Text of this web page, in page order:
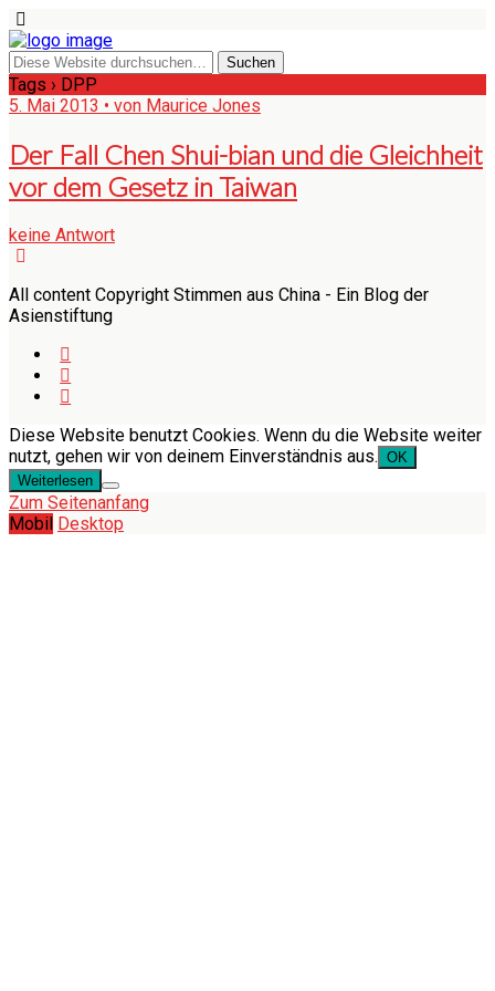
Tags › DPP
5. Mai 2013 • von Maurice Jones
Der Fall Chen Shui-bian und die Gleichheit
vor dem Gesetz in Taiwan
keine Antwort
All content Copyright Stimmen aus China - Ein Blog der
Asienstiftung
Diese Website benutzt Cookies. Wenn du die Website weiter
nutzt, gehen wir von deinem Einverständnis aus. OK
Weiterlesen
Zum Seitenanfang
Mobil Desktop